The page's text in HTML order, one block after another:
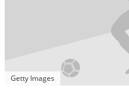
Getty Images